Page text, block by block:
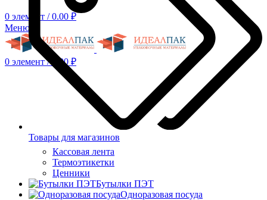
0 элемент / 0.00 ₽
Меню
0 элемент / 0.00 ₽
Товары для магазинов
Кассовая лента
Термоэтикетки
Ценники
Бутылки ПЭТ
Одноразовая посуда